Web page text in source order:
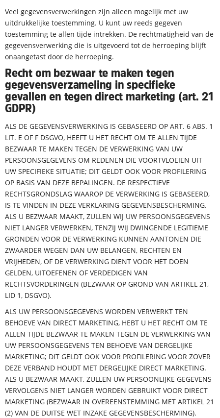
Veel gegevensverwerkingen zijn alleen mogelijk met uw
uitdrukkelijke toestemming. U kunt uw reeds gegeven
toestemming te allen tijde intrekken. De rechtmatigheid van de
gegevensverwerking die is uitgevoerd tot de herroeping blijft
onaangetast door de herroeping.
Recht om bezwaar te maken tegen
gegevensverzameling in specifieke
gevallen en tegen direct marketing (art. 21
GDPR)
ALS DE GEGEVENSVERWERKING IS GEBASEERD OP ART. 6 ABS. 1
LIT. E OF F DSGVO, HEEFT U HET RECHT OM TE ALLEN TIJDE
BEZWAAR TE MAKEN TEGEN DE VERWERKING VAN UW
PERSOONSGEGEVENS OM REDENEN DIE VOORTVLOEIEN UIT
UW SPECIFIEKE SITUATIE; DIT GELDT OOK VOOR PROFILERING
OP BASIS VAN DEZE BEPALINGEN. DE RESPECTIEVE
RECHTSGRONDSLAG WAAROP DE VERWERKING IS GEBASEERD,
IS TE VINDEN IN DEZE VERKLARING GEGEVENSBESCHERMING.
ALS U BEZWAAR MAAKT, ZULLEN WIJ UW PERSOONSGEGEVENS
NIET LANGER VERWERKEN, TENZIJ WIJ DWINGENDE LEGITIEME
GRONDEN VOOR DE VERWERKING KUNNEN AANTONEN DIE
ZWAARDER WEGEN DAN UW BELANGEN, RECHTEN EN
VRIJHEDEN, OF DE VERWERKING DIENT VOOR HET DOEN
GELDEN, UITOEFENEN OF VERDEDIGEN VAN
RECHTSVORDERINGEN (BEZWAAR OP GROND VAN ARTIKEL 21,
LID 1, DSGVO).
ALS UW PERSOONSGEGEVENS WORDEN VERWERKT TEN
BEHOEVE VAN DIRECT MARKETING, HEBT U HET RECHT OM TE
ALLEN TIJDE BEZWAAR TE MAKEN TEGEN DE VERWERKING VAN
UW PERSOONSGEGEVENS TEN BEHOEVE VAN DERGELIJKE
MARKETING; DIT GELDT OOK VOOR PROFILERING VOOR ZOVER
DEZE VERBAND HOUDT MET DERGELIJKE DIRECT MARKETING.
ALS U BEZWAAR MAAKT, ZULLEN UW PERSOONLIJKE GEGEVENS
VERVOLGENS NIET LANGER WORDEN GEBRUIKT VOOR DIRECT
MARKETING (BEZWAAR IN OVEREENSTEMMING MET ARTIKEL 21
(2) VAN DE DUITSE WET INZAKE GEGEVENSBESCHERMING).